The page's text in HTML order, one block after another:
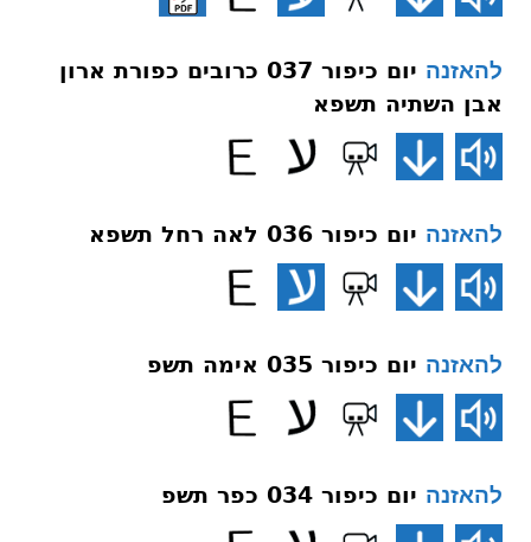
להאזנה
יום כיפור 037 כרובים כפורת ארון
אבן השתיה תשפא
להאזנה יום כיפור 036 לאה רחל תשפא
להאזנה יום כיפור 035 אימה תשפ
להאזנה יום כיפור 034 כפר תשפ